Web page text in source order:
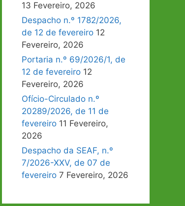
13 Fevereiro, 2026
Despacho n.º 1782/2026,
de 12 de fevereiro 12
Fevereiro, 2026
Portaria n.º 69/2026/1, de
12 de fevereiro 12
Fevereiro, 2026
Ofício-Circulado n.º
20289/2026, de 11 de
fevereiro 11 Fevereiro,
2026
Despacho da SEAF, n.º
7/2026-XXV, de 07 de
fevereiro 7 Fevereiro, 2026